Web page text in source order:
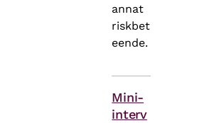
annat
riskbet
eende.
Mini-
interv